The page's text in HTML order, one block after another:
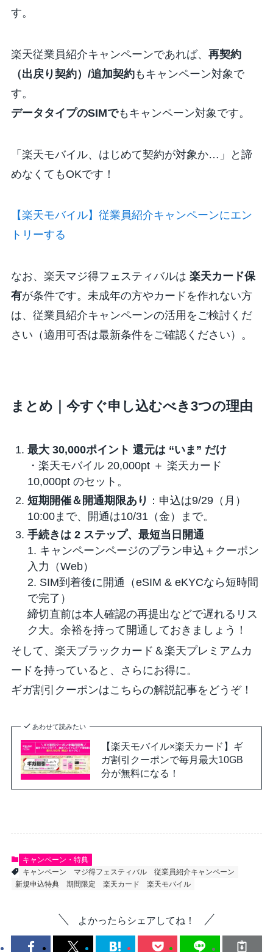
す。
楽天従業員紹介キャンペーンであれば、 再契約
（出戻り契約）/追加契約もキャンペーン対象で
す。
データタイプのSIMでもキャンペーン対象です。
「楽天モバイル、はじめて契約が対象か…」と諦
めなくてもOKです！
【楽天モバイル】従業員紹介キャンペーンにエン
トリーする
なお、楽天マジ得フェスティバルは 楽天カード保
有が条件です。未成年の方やカードを作れない方
は、従業員紹介キャンペーンの活用をご検討くだ
さい（適用可否は最新条件をご確認ください）。
まとめ｜今すぐ申し込むべき3つの理由
最大 30,000ポイント 還元は “いま” だけ
・楽天モバイル 20,000pt ＋ 楽天カード
10,000pt のセット。
短期開催＆開通期限あり ：申込は9/29（月）
10:00まで、開通は10/31（金）まで。
手続きは 2 ステップ、最短当日開通
1. キャンペーンページのプラン申込＋クーポン
入力（Web）
2. SIM到着後に開通（eSIM & eKYCなら短時間
で完了）
締切直前は本人確認の再提出などで遅れるリス
ク大。余裕を持って開通しておきましょう！
そして、楽天ブラックカード＆楽天プレミアムカ
ードを持っていると、さらにお得に。
ギガ割引クーポンはこちらの解説記事をどうぞ！
あわせて読みたい
【楽天モバイル×楽天カード】ギ
ガ割引クーポンで毎月最大10GB
分が無料になる！
キャンペーン・特典
キャンペーン
マジ得フェスティバル
従業員紹介キャンペーン
新規申込特典
期間限定 楽天カード 楽天モバイル
よかったらシェアしてね！